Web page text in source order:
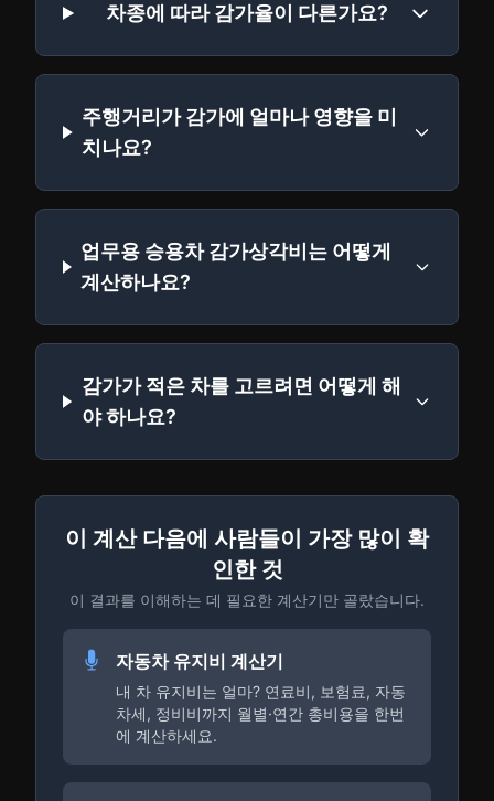
차종에 따라 감가율이 다른가요?
주행거리가 감가에 얼마나 영향을 미
치나요?
업무용 승용차 감가상각비는 어떻게
계산하나요?
감가가 적은 차를 고르려면 어떻게 해
야 하나요?
이 계산 다음에 사람들이 가장 많이 확
인한 것
이 결과를 이해하는 데 필요한 계산기만 골랐습니다.
자동차 유지비 계산기
내 차 유지비는 얼마? 연료비, 보험료, 자동
차세, 정비비까지 월별·연간 총비용을 한번
에 계산하세요.